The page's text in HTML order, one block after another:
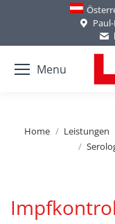
Menu
You are here:
Home Leistungen